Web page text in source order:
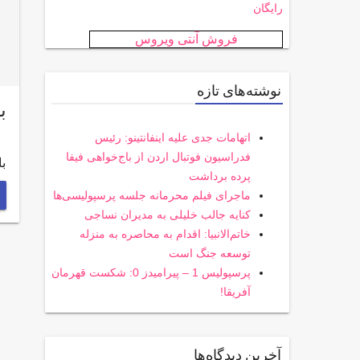
با
با برد 3
رایگان
فروش آنتی ویروس
نوشته‌های تازه
اتهامات جدی علیه اینفانتینو: رئیس
فدراسیون فوتبال اردن از باج‌خواهی فیفا
پرده برداشت
ماجرای فیلم محرمانه جلسه پرسپولیسی‌ها
کنایه جالب خلیلی به مدیران نساجی
خاتم‌الانبیا: اقدام به محاصره به منزله
توسعه جنگ است
پرسپولیس 1 – پیرامیدز 0: شکست قهرمان
آفریقا!
آخرین دیدگاه‌ها